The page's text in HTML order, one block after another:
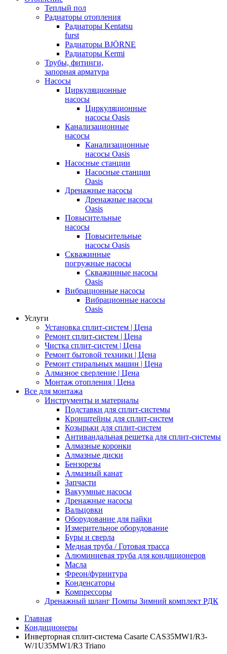
Теплый пол
Радиаторы отопления
Радиаторы Kentatsu
furst
Радиаторы BJÖRNE
Радиаторы Kermi
Трубы, фитинги,
запорная арматура
Насосы
Циркуляционные
насосы
Циркуляционные
насосы Oasis
Канализационные
насосы
Канализационные
насосы Oasis
Насосные станции
Насосные станции
Oasis
Дренажные насосы
Дренажные насосы
Oasis
Повысительные
насосы
Повысительные
насосы Oasis
Скважинные
погружные насосы
Скважинные насосы
Oasis
Вибрационные насосы
Вибрационные насосы
Oasis
Услуги
Установка сплит-систем | Цена
Ремонт сплит-систем | Цена
Чистка сплит-систем | Цена
Ремонт бытовой техники | Цена
Ремонт стиральных машин | Цена
Алмазное сверление | Цена
Монтаж отопления | Цена
Все для монтажа
Инструменты и материалы
Подставки для сплит-системы
Кронштейны для сплит-систем
Козырьки для сплит-систем
Антивандальная решетка для сплит-системы
Алмазные коронки
Алмазные диски
Бензорезы
Алмазный канат
Запчасти
Вакуумные насосы
Дренажные насосы
Вальцовки
Оборудование для пайки
Измерительное оборудование
Буры и сверла
Медная труба / Готовая трасса
Алюминиевая труба для кондиционеров
Масла
Фреон/фурнитура
Конденсаторы
Компрессоры
Дренажный шланг Помпы Зимний комплект РДК
Главная
Кондиционеры
Инверторная сплит-система Casarte CAS35MW1/R3-
W/1U35MW1/R3 Triano